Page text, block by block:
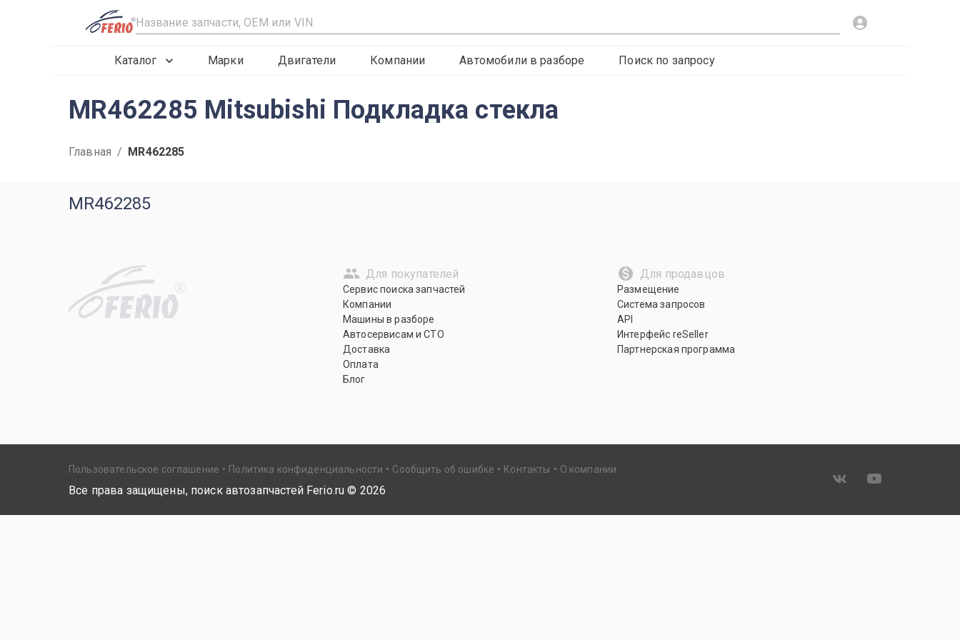
R
Каталог Марки Двигатели Компании Автомобили в разборе Поиск по запросу
MR462285 Mitsubishi Подкладка стекла
Главная / MR462285
MR462285
R
Для покупателей
Сервис поиска запчастей
Компании
Машины в разборе
Автосервисам и СТО
Доставка
Оплата
Блог
Для продавцов
Размещение
Система запросов
API
Интерфейс reSeller
Партнерская программа
Пользовательское соглашение Политика конфиденциальности Сообщить об ошибке Контакты О компании
Все права защищены, поиск автозапчастей Ferio.ru © 2026